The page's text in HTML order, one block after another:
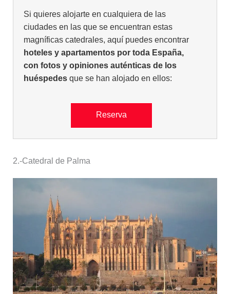
Si quieres alojarte en cualquiera de las
ciudades en las que se encuentran estas
magníficas catedrales, aquí puedes encontrar
hoteles y apartamentos por toda España,
con fotos y opiniones auténticas de los
huéspedesque se han alojado en ellos:
Reserva
2.-Catedral de Palma